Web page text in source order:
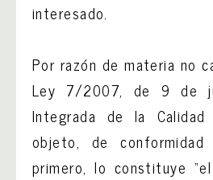
interesado.
Por razón de materia no
Ley 7/2007, de 9 de
Integrada de la Calidad
objeto, de
primero, lo constituye